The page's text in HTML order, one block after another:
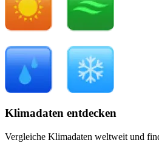
Klimadaten entdecken
Vergleiche Klimadaten weltweit und